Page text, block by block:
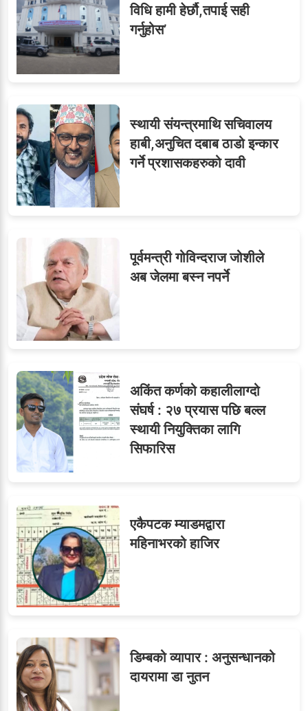
८जुनियरलाई दोहोरो जिम्मेवारी,
मन्त्रालयभित्र असन्तुष्टि
९ ओएनएमका नाममा अत्याचार :
सब–इन्जिनियरहरुको गम्भीर
ध्यानाकर्षण
विधि हामी हेर्छौ,तपाई सही
गर्नुहोस’
स्थायी संयन्त्रमाथि सचिवालय
हाबी,अनुचित दबाब ठाडो इन्कार
गर्ने प्रशासकहरुको दावी
पूर्वमन्त्री गोविन्दराज जोशीले
अब जेलमा बस्न नपर्ने
अकिंत कर्णको कहालीलाग्दो
संघर्ष : २७ प्रयास पछि बल्ल
स्थायी नियुक्तिका लागि
सिफारिस
एकैपटक म्याडमद्वारा
महिनाभरको हाजिर
डिम्बको व्यापार : अनुसन्धानको
दायरामा डा नुतन